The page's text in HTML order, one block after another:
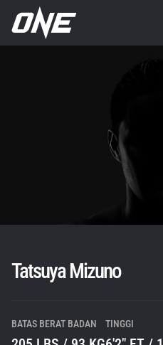
Tatsuya Mizuno
BATAS BERAT BADAN TINGGI